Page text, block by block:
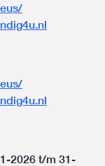
2026 t/m 31-